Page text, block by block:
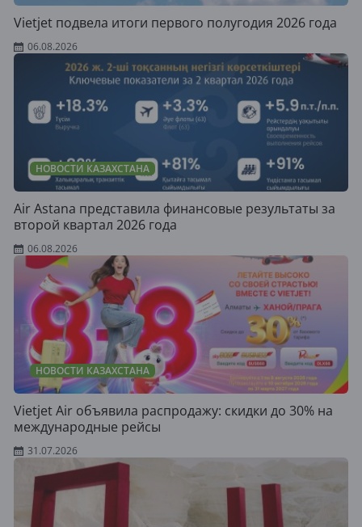
Vietjet подвела итоги первого полугодия 2026 года
06.08.2026
НОВОСТИ КАЗАХСТАНА
Air Astana представила финансовые результаты за
второй квартал 2026 года
06.08.2026
НОВОСТИ КАЗАХСТАНА
Vietjet Air объявила распродажу: скидки до 30% на
международные рейсы
31.07.2026